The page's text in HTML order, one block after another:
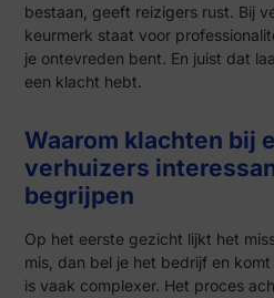
bestaan, geeft reizigers rust. Bij
keurmerk staat voor
je ontevreden bent. En juist dat
een klacht hebt.
Waarom klachten bij
verhuizers
begrijpen
Op het eerste gezicht lijkt het
mis, dan bel je het bedrijf en
is vaak complexer. Het proces